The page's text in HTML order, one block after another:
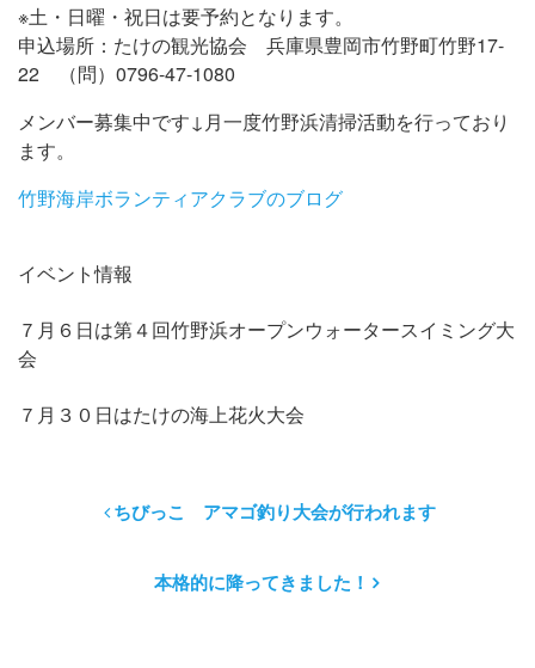
※土・日曜・祝日は要予約となります。
申込場所：たけの観光協会 兵庫県豊岡市竹野町竹野17-
22 （問）0796-47-1080
メンバー募集中です↓月一度竹野浜清掃活動を行っており
ます。
竹野海岸ボランティアクラブのブログ
イベント情報
７月６日は第４回竹野浜オープンウォータースイミング大
会
７月３０日はたけの海上花火大会
ちびっこ アマゴ釣り大会が行われます
本格的に降ってきました！